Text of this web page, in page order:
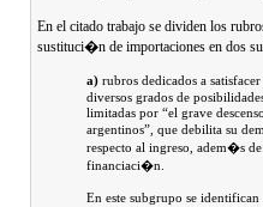
En el citado trabajo se dividen los
sustituci�n de importaciones en dos
a) rubros dedicados a satisfacer
diversos grados de
limitadas por “el grave
argentinos”, que debilita su
respecto al ingreso, adem�s
financiaci�n.
En este subgrupo se